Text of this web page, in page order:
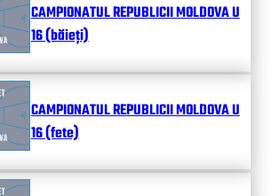
CAMPIONATUL REPUBLICII MOLDOVA U
16 (băieți)
CAMPIONATUL REPUBLICII MOLDOVA U
16 (fete)